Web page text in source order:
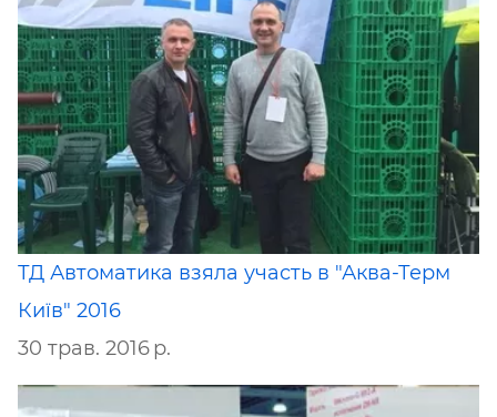
ТД Автоматика взяла участь в "Аква-Терм
Київ" 2016
30 трав. 2016 р.